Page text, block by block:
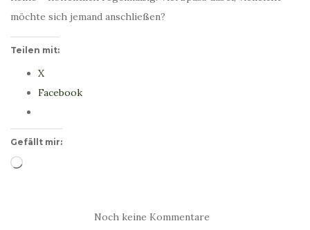
möchte sich jemand anschließen?
Teilen mit:
X
Facebook
Gefällt mir:
Wird
Noch keine Kommentare